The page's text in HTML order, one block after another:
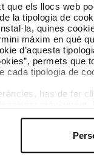
els llocs web
la tipologia de
quines
màxim en què
d’aquesta
permets que
cada tipologia de
has de fer
de
consultar la nostra
nos
cookies Gestor de